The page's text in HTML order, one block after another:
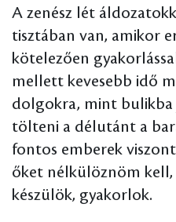
A zenész lét
tisztában van, amikor
kötelezően
mellett kevesebb idő
dolgokra, mint bulikba
tölteni a délutánt a
fontos emberek
őket nélkülöznöm
készülök, gyakorlok.